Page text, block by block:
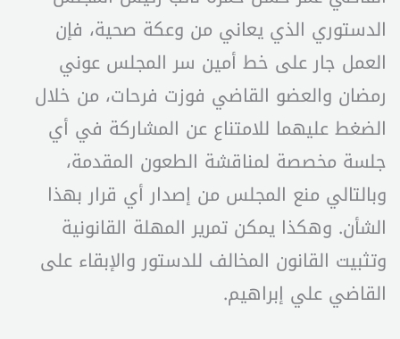
الدستوري الذي يعاني من وعكة صحية، فإن
العمل جار على خط أمين سر المجلس عوني
رمضان والعضو القاضي فوزت فرحات، من خلال
الضغط عليهما للامتناع عن المشاركة في أي
جلسة مخصصة لمناقشة الطعون المقدمة،
وبالتالي منع المجلس من إصدار أي قرار بهذا
الشأن. وهكذا يمكن تمرير المهلة القانونية
وتثبيت القانون المخالف للدستور والإبقاء على
القاضي علي إبراهيم.